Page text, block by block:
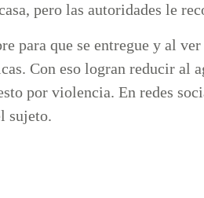
pero las autoridades le
para que se entregue y al
Con eso logran reducir al
por violencia. En redes
sujeto.